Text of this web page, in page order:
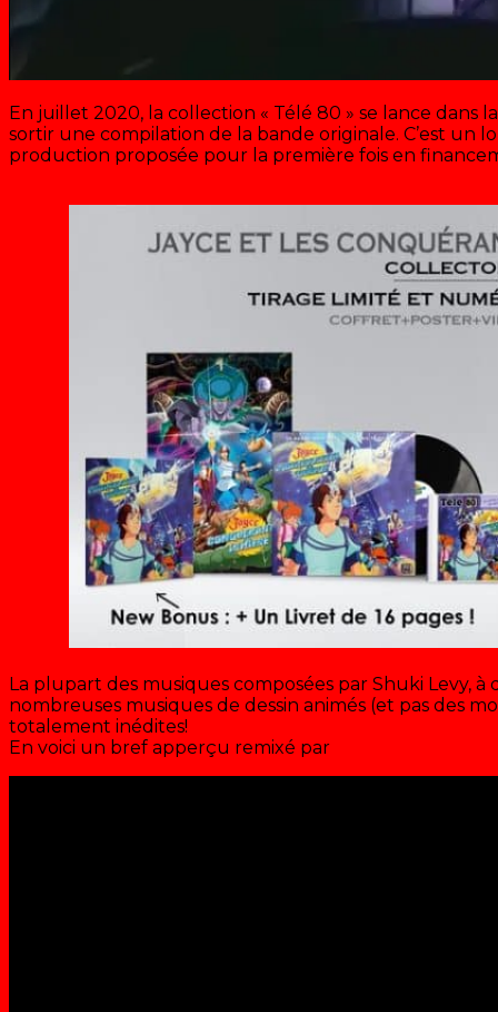
En juillet 2020, la collection « Télé 80 » se lance dans
sortir une compilation de la bande originale. C’est un
production proposée pour la première fois en
La plupart des musiques composées par Shuki Levy,
nombreuses musiques de dessin animés (et pas des
totalement inédites!
En voici un bref apperçu remixé par